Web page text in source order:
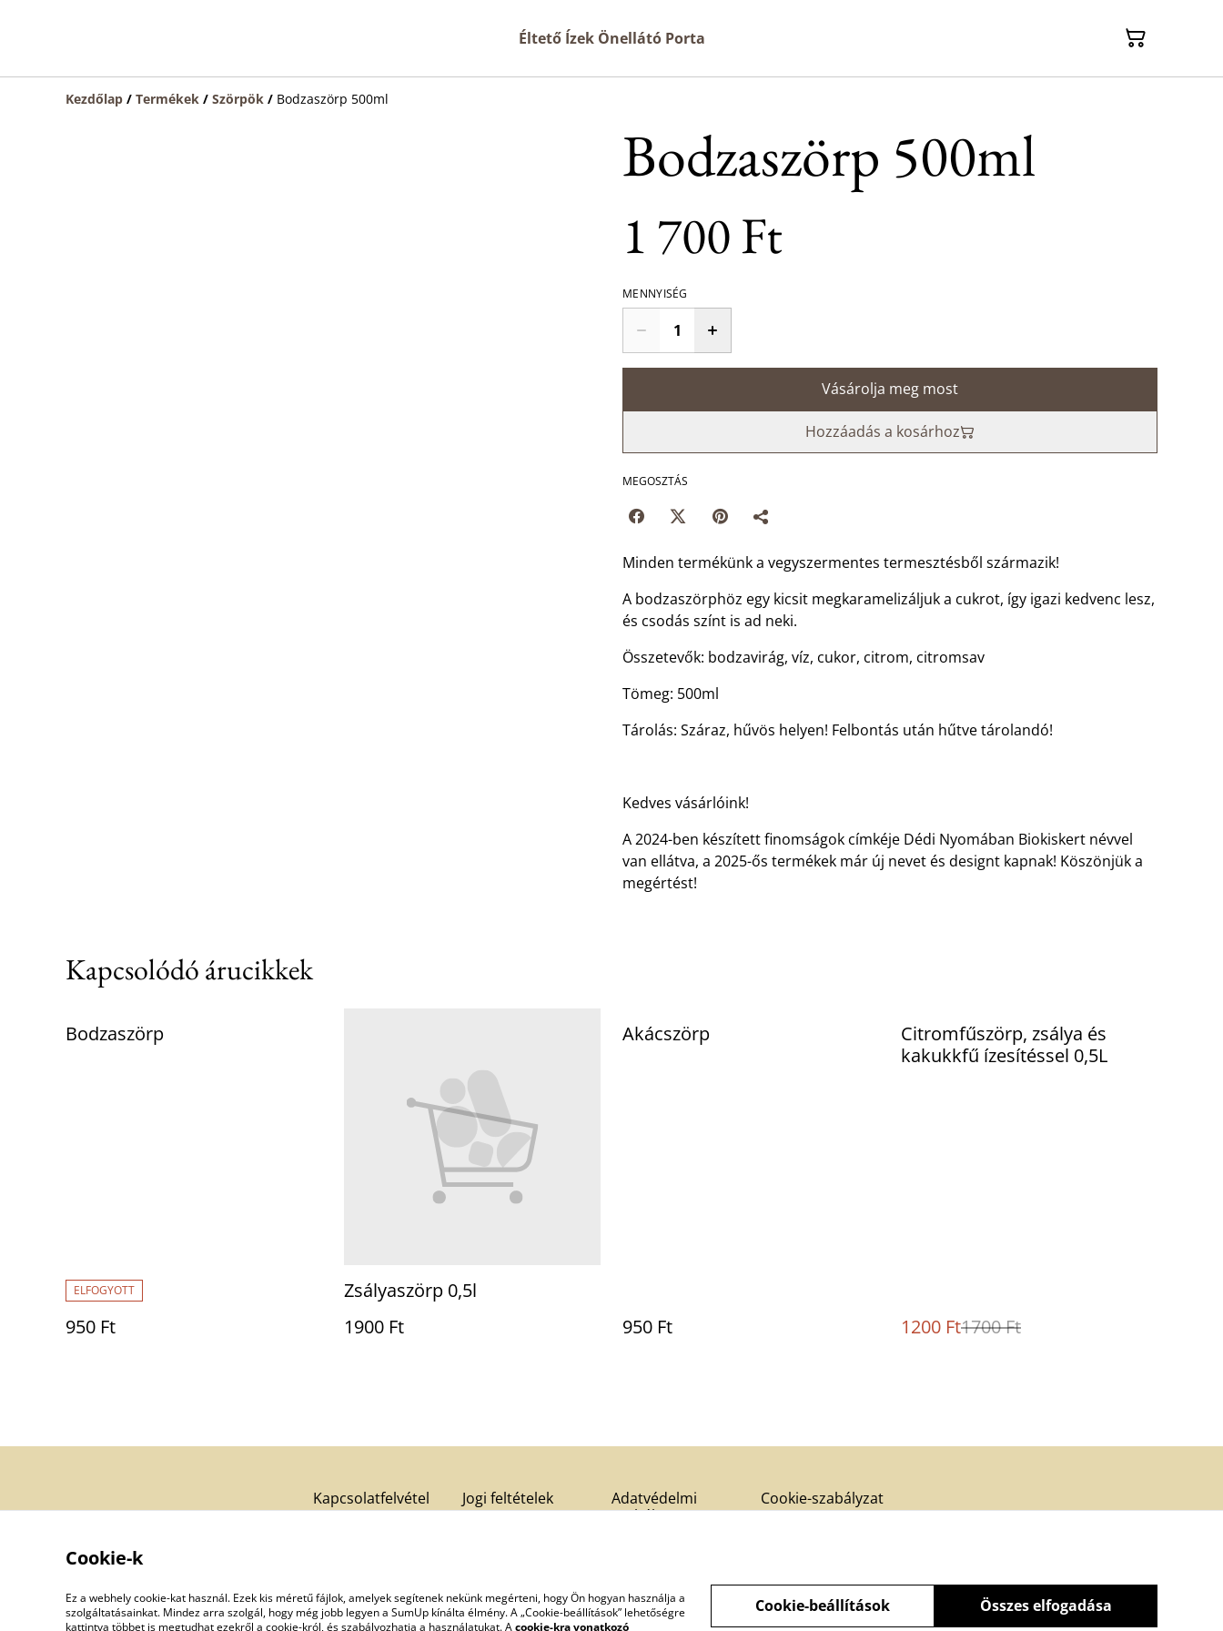
Éltető Ízek Önellátó Porta
Kezdőlap / Termékek / Szörpök / Bodzaszörp 500ml
Bodzaszörp 500ml
1 700 Ft
MENNYISÉG
Vásárolja meg most
Hozzáadás a kosárhoz
MEGOSZTÁS
Minden termékünk a vegyszermentes termesztésből származik!
A bodzaszörphöz egy kicsit megkaramelizáljuk a cukrot, így igazi kedvenc lesz,
és csodás színt is ad neki.
Összetevők: bodzavirág, víz, cukor, citrom, citromsav
Tömeg: 500ml
Tárolás: Száraz, hűvös helyen! Felbontás után hűtve tárolandó!
Kedves vásárlóink!
A 2024-ben készített finomságok címkéje Dédi Nyomában Biokiskert névvel
van ellátva, a 2025-ős termékek már új nevet és designt kapnak! Köszönjük a
megértést!
Kapcsolódó árucikkek
Bodzaszörp
ELFOGYOTT
950 Ft
Zsályaszörp 0,5l
1900 Ft
Akácszörp
950 Ft
%
Citromfűszörp, zsálya és
kakukkfű ízesítéssel 0,5L
1200 Ft1700 Ft
Kapcsolatfelvétel Jogi feltételek
Adatvédelmi
szabályzat
Cookie-szabályzat
Cookie-k
Ez a webhely cookie-kat használ. Ezek kis méretű fájlok, amelyek segítenek nekünk megérteni, hogy Ön hogyan használja a
szolgáltatásainkat. Mindez arra szolgál, hogy még jobb legyen a SumUp kínálta élmény. A „Cookie-beállítások” lehetőségre
kattintva többet is megtudhat ezekről a cookie-król, és szabályozhatja a használatukat. Acookie-kra vonatkozó
Összes elfogadása
Cookie-beállítások